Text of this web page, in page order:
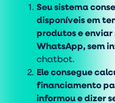
Seu sistema
disponíveis em
produtos e
WhatsApp, sem
chatbot.
Ele consegue
financiamento
informou e dizer